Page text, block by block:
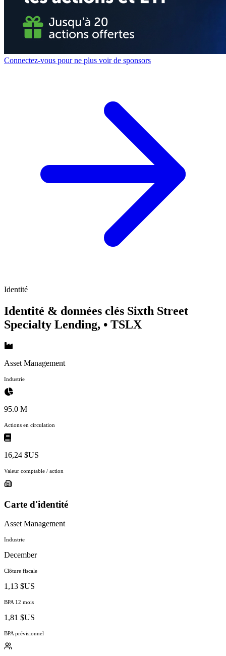
Connectez-vous pour ne plus voir de sponsors
Identité
Identité & données clés Sixth Street
Specialty Lending, • TSLX
Asset Management
Industrie
95.0 M
Actions en circulation
16,24 $US
Valeur comptable / action
Carte d'identité
Asset Management
Industrie
December
Clôture fiscale
1,13 $US
BPA 12 mois
1,81 $US
BPA prévisionnel